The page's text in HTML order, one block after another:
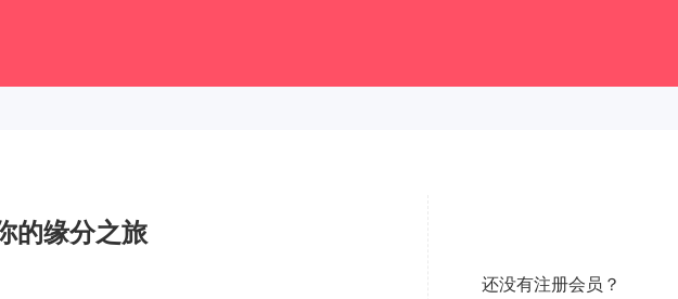
的缘分之旅
还没有注册会员？